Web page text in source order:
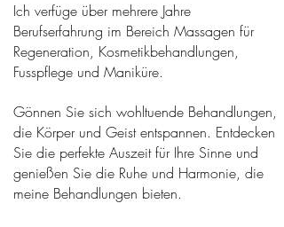
Ich verfüge über mehrere Jahre
Berufserfahrung im Bereich Massagen für
Regeneration, Kosmetikbehandlungen,
Fusspflege und Maniküre.
Gönnen Sie sich wohltuende Behandlungen,
die Körper und Geist entspannen. Entdecken
Sie die perfekte Auszeit für Ihre Sinne und
genießen Sie die Ruhe und Harmonie, die
meine Behandlungen bieten.